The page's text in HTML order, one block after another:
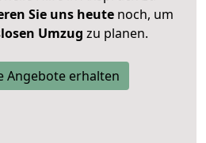
Sie uns heutenoch, um
Umzug zu planen.
Angebote erhalten